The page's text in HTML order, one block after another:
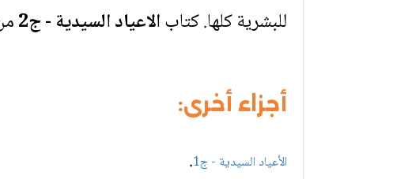
للبشرية كلها. كتابالاعياد السيدية - ج2
أجزاء أخرى:
الأعياد السيدية - ج1 .